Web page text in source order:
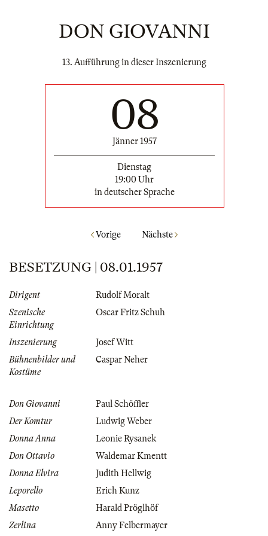
DON GIOVANNI
13. Aufführung in dieser Inszenierung
08
Jänner 1957
Dienstag
19:00 Uhr
in deutscher Sprache
Vorige Nächste
BESETZUNG | 08.01.1957
Dirigent
Rudolf Moralt
Szenische
Einrichtung
Oscar Fritz Schuh
Inszenierung
Josef Witt
Bühnenbilder und
Kostüme
Caspar Neher
Don Giovanni
Paul Schöffler
Der Komtur
Ludwig Weber
Donna Anna
Leonie Rysanek
Don Ottavio
Waldemar Kmentt
Donna Elvira
Judith Hellwig
Leporello
Erich Kunz
Masetto
Harald Pröglhöf
Zerlina
Anny Felbermayer